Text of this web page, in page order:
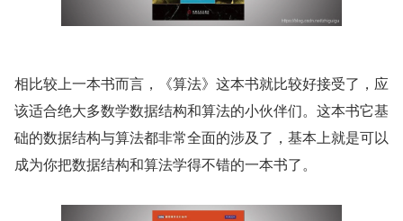
相比较上一本书而言，《算法》这本书就比较好接受了，应
该适合绝大多数学数据结构和算法的小伙伴们。这本书它基
础的数据结构与算法都非常全面的涉及了，基本上就是可以
成为你把数据结构和算法学得不错的一本书了。